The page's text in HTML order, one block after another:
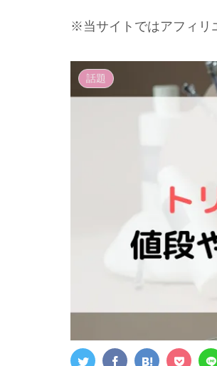
※当サイトではアフィリ
話題